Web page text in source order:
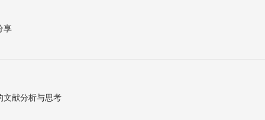
享
文献分析与思考